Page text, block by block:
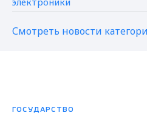
Смотреть новости
ГОСУДАРСТВО